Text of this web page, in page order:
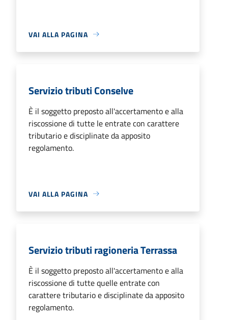
VAI ALLA PAGINA
Servizio tributi Conselve
È il soggetto preposto all'accertamento e alla
riscossione di tutte le entrate con carattere
tributario e disciplinate da apposito
regolamento.
VAI ALLA PAGINA
Servizio tributi ragioneria Terrassa
È il soggetto preposto all'accertamento e alla
riscossione di tutte quelle entrate con
carattere tributario e disciplinate da apposito
regolamento.